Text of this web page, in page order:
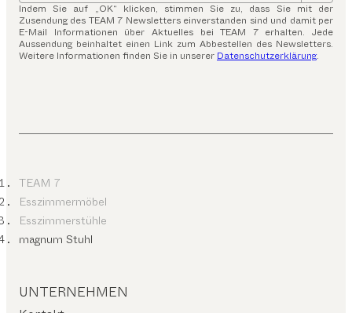
Indem Sie auf „OK“ klicken, stimmen Sie zu, dass Sie mit der
Zusendung des TEAM 7 Newsletters einverstanden sind und damit per
E-Mail Informationen über Aktuelles bei TEAM 7 erhalten. Jede
Aussendung beinhaltet einen Link zum Abbestellen des Newsletters.
Weitere Informationen finden Sie in unserer Datenschutzerklärung.
TEAM 7
Esszimmermöbel
Esszimmerstühle
magnum Stuhl
UNTERNEHMEN